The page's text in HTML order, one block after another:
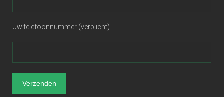
Uw telefoonnummer (verplicht)